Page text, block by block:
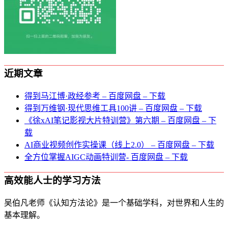
近期文章
得到马江博·政经参考 – 百度网盘 – 下载
得到万维钢·现代思维⼯具100讲 – 百度网盘 – 下载
《徐xAI笔记影视大片特训营》第六期 – 百度网盘 – 下
载
AI商业视频创作实操课（线上2.0） – 百度网盘 – 下载
全方位掌握AIGC动画特训营- 百度网盘 – 下载
高效能人士的学习方法
吴伯凡老师《认知方法论》是一个基础学科，对世界和人生的
基本理解。